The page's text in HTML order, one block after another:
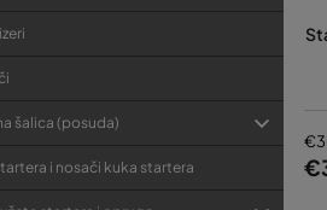
šalica (posuda)
i nosači kuka startera